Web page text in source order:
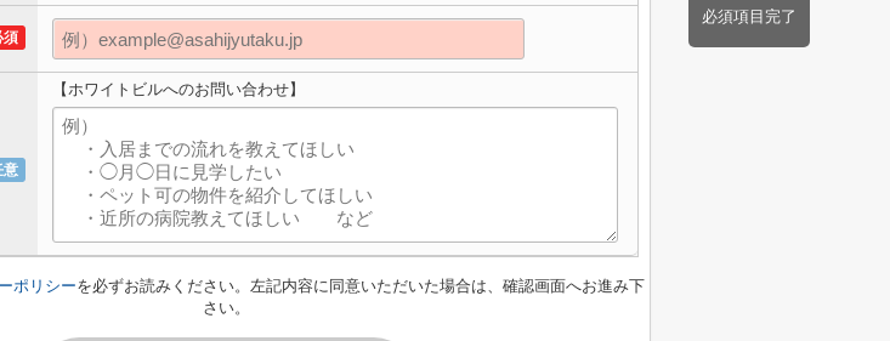
必須項目完了
須
意
【ホワイトビルへのお問い合わせ】
ポリシーを必ずお読みください。左記内容に同意いただいた場合は、確認画面へお進み下
さい。